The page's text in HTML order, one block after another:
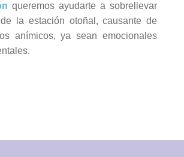
queremos ayudarte a sobrellevar
la estación otoñal, causante de
anímicos, ya sean emocionales